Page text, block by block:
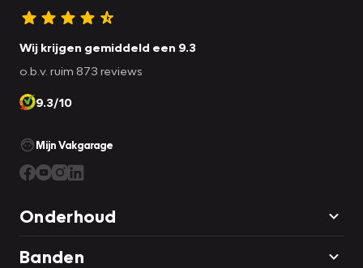
Wij krijgen gemiddeld een 9.3
o.b.v. ruim 873 reviews
9.3/10
Mijn Vakgarage
Onderhoud
Banden